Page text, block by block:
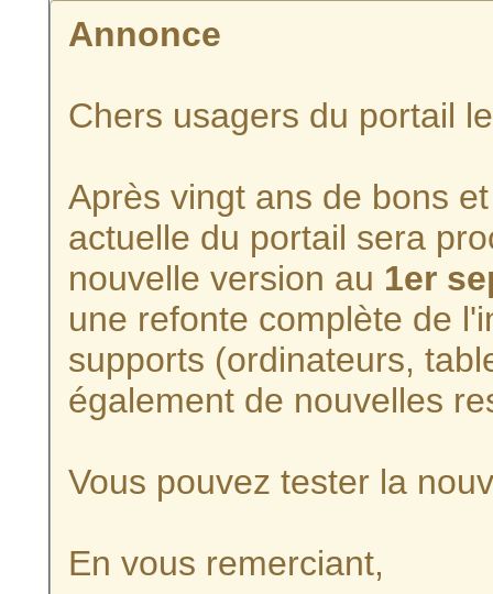
Annonce
Chers usagers du portail
Après vingt ans de bons
actuelle du portail sera
nouvelle version au 1er
une refonte complète de
supports (ordinateurs,
également de nouvelles
Vous pouvez tester la
En vous remerciant,